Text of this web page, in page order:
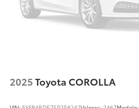
2025Toyota COROLLA